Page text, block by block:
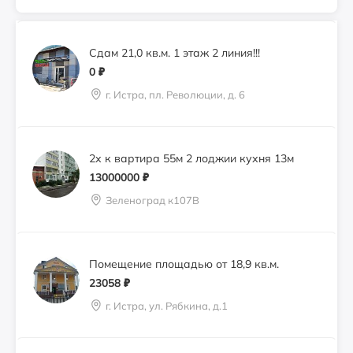
Сдам 21,0 кв.м. 1 этаж 2 линия!!!
0 ₽
г. Истра, пл. Революции, д. 6
2х к вартира 55м 2 лоджии кухня 13м
13000000 ₽
Зеленоград к107В
Помещение площадью от 18,9 кв.м.
23058 ₽
г. Истра, ул. Рябкина, д.1